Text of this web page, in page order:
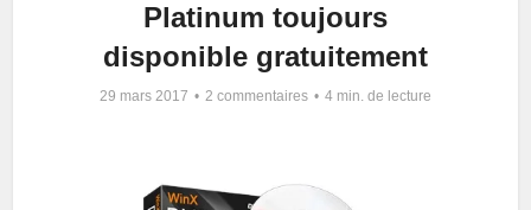
Platinum toujours
disponible gratuitement
29 mars 2017 2 commentaires 4 min. de lecture